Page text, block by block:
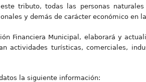
tributo, todas las personas
y demás de carácter económico en
Financiera Municipal, elaborará y
actividades turísticas, comerciales,
la siguiente información: